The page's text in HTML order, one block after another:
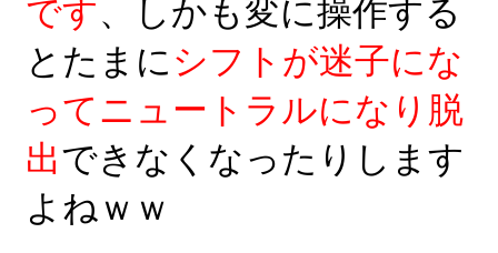
です、しかも変に操作する
とたまにシフトが迷子にな
ってニュートラルになり脱
出できなくなったりします
よねｗｗ